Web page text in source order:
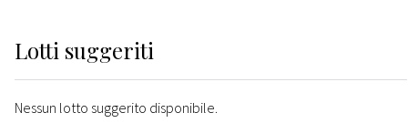
Lotti suggeriti
Nessun lotto suggerito disponibile.